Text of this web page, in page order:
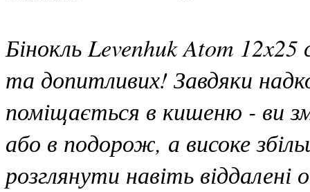
Бінокль Levenhuk Atom
та допитливих! Завдяки
поміщається в кишеню - ви
або в подорож, а високе
розглянути навіть